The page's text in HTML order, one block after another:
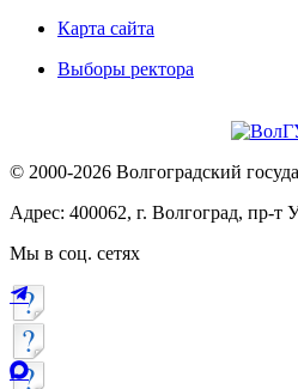
Карта сайта
Выборы ректора
© 2000-2026 Волгоградский
Адрес: 400062, г. Волгоград, пр-т
Мы в соц. сетях